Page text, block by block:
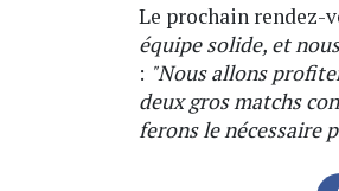
Le prochain rendez-
équipe solide, et
: "Nous allons
deux gros matchs
ferons le nécessaire